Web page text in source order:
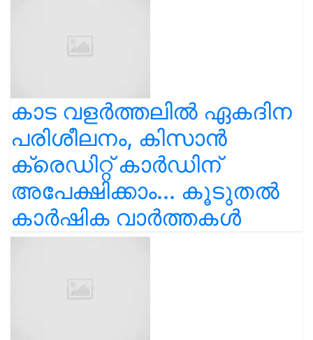
കാട വളര്‍ത്തലിൽ ഏകദിന
പരിശീലനം, കിസാൻ
ക്രെഡിറ്റ് കാർഡിന്
അപേക്ഷിക്കാം... കൂടുതൽ
കാർഷിക വാർത്തകൾ